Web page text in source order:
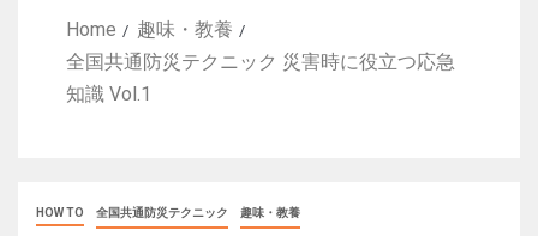
Home
趣味・教養
全国共通防災テクニック 災害時に役立つ応急
知識 Vol.1
HOW TO 全国共通防災テクニック 趣味・教養